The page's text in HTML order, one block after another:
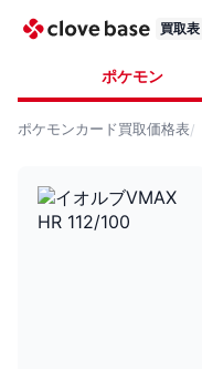
買取表
ポケモン
ポケモンカード買取価格表